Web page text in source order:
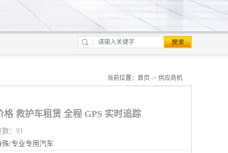
当前位置： 首页 -> 供应商机
救护车租赁 全程 GPS 实时追踪
：91
殊/专业专用汽车